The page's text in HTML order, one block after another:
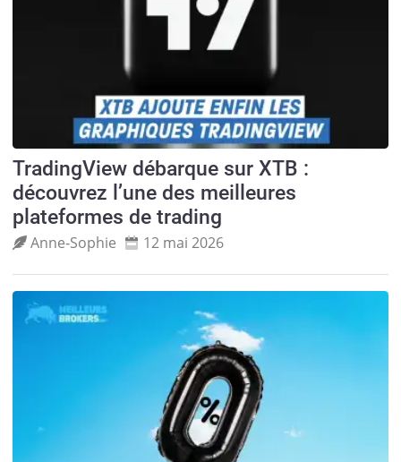
TradingView débarque sur XTB :
découvrez l’une des meilleures
plateformes de trading
Anne‑Sophie 12 mai 2026